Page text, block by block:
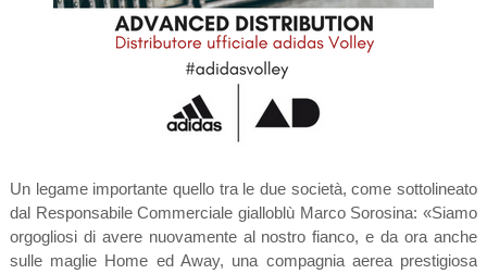
Un legame importante quello tra le due società, come sottolineato
dal Responsabile Commerciale gialloblù Marco Sorosina: «Siamo
orgogliosi di avere nuovamente al nostro fianco, e da ora anche
sulle maglie Home ed Away, una compagnia aerea prestigiosa